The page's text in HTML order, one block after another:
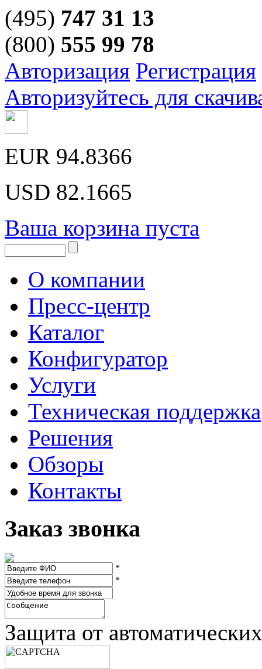
(495) 747 31 13
(800) 555 99 78
Авторизация Регистрация
Авторизуйтесь для
EUR 94.8366
USD 82.1665
Ваша корзина пуста
О компании
Пресс-центр
Каталог
Конфигуратор
Услуги
Техническая поддержка
Решения
Обзоры
Контакты
Заказ звонка
*
*
Защита от